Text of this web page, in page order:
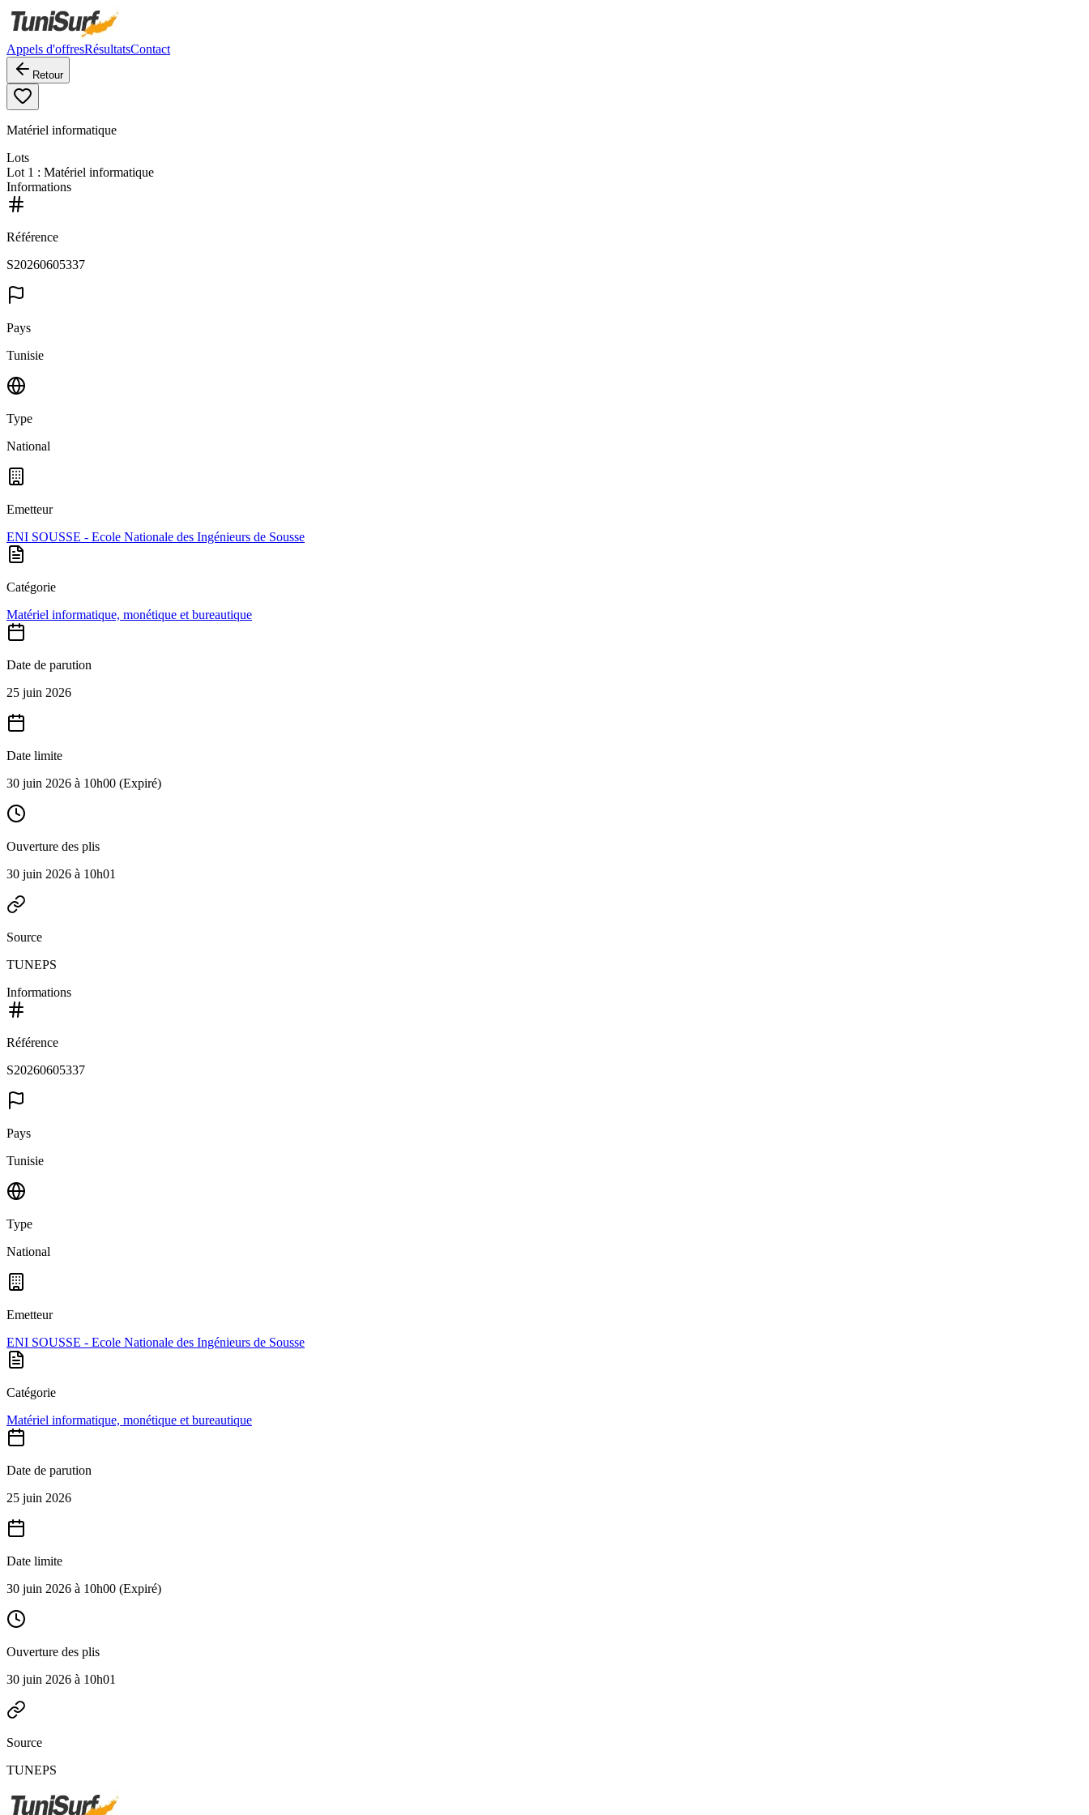
Appels d'offresRésultatsContact
Retour
Matériel informatique
Lots
Lot 1 : Matériel informatique
Informations
Référence
S20260605337
Pays
Tunisie
Type
National
Emetteur
ENI SOUSSE - Ecole Nationale des Ingénieurs de Sousse
Catégorie
Matériel informatique, monétique et bureautique
Date de parution
25 juin 2026
Date limite
30 juin 2026 à 10h00 (Expiré)
Ouverture des plis
30 juin 2026 à 10h01
Source
TUNEPS
Informations
Référence
S20260605337
Pays
Tunisie
Type
National
Emetteur
ENI SOUSSE - Ecole Nationale des Ingénieurs de Sousse
Catégorie
Matériel informatique, monétique et bureautique
Date de parution
25 juin 2026
Date limite
30 juin 2026 à 10h00 (Expiré)
Ouverture des plis
30 juin 2026 à 10h01
Source
TUNEPS